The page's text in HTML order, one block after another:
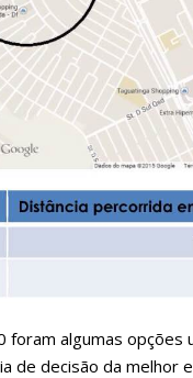
foram algumas
de decisão da melhor